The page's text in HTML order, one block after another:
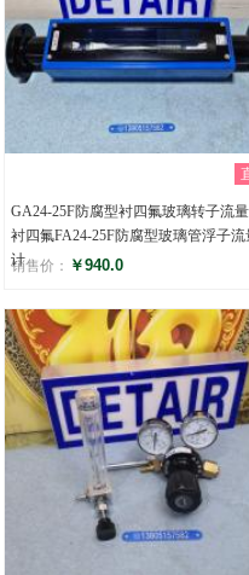
GA24-25F防腐型衬四氟玻璃转子流
衬四氟FA24-25F防腐型玻璃管浮子流
计
销售价： ￥940.0
评分
()